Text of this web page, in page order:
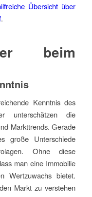
Übersicht über
.
beim
Kenntnis des
unterschätzen die
Markttrends. Gerade
große Unterschiede
Ohne diese
man eine Immobilie
Wertzuwachs bietet.
Markt zu verstehen